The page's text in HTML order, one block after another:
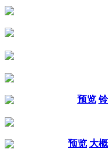
预览
预览 大